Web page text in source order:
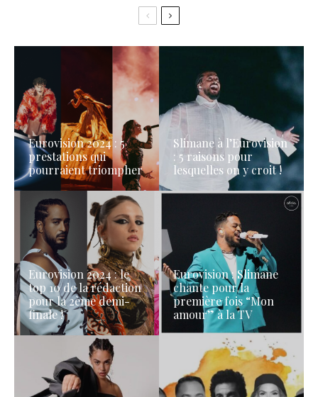
Eurovision 2024 : 5
prestations qui
pourraient triompher
Slimane à l’Eurovision
: 5 raisons pour
lesquelles on y croit !
Eurovision 2024 : le
top 10 de la rédaction
pour la 2ème demi-
finale !
Eurovision : Slimane
chante pour la
première fois “Mon
amour” à la TV